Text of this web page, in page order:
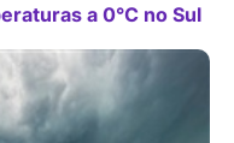
a 0°C no Sul